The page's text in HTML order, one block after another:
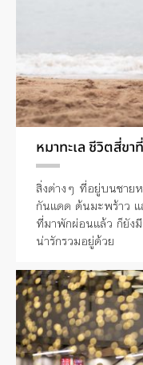
หมาทะเล ชีวิตสี่ข
สิ่งต่างๆ ที่อยู่บนชายห
กันแดด ต้นมะพร้าว แ
ที่มาพักผ่อนแล้ว ก็ยังมี
น่ารักรวมอยู่ด้วย